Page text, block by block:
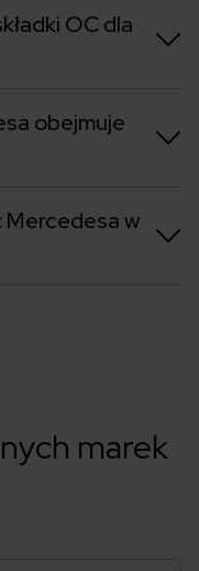
OC dla
obejmuje
w
marek